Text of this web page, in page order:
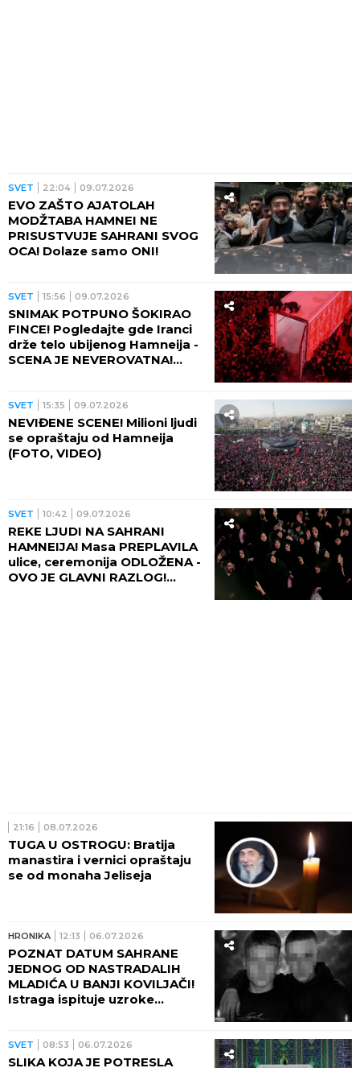
SVET 22:04 09.07.2026
EVO ZAŠTO AJATOLAH
MODŽTABA HAMNEI NE
PRISUSTVUJE SAHRANI SVOG
OCA! Dolaze samo ONI!
SVET 15:56 09.07.2026
SNIMAK POTPUNO ŠOKIRAO
FINCE! Pogledajte gde Iranci
drže telo ubijenog Hamneija -
SCENA JE NEVEROVATNA!
SVET 15:35 09.07.2026
NEVIĐENE SCENE! Milioni ljudi
se opraštaju od Hamneija
(FOTO, VIDEO)
SVET 10:42 09.07.2026
REKE LJUDI NA SAHRANI
HAMNEIJA! Masa PREPLAVILA
ulice, ceremonija ODLOŽENA -
OVO JE GLAVNI RAZLOG!
21:16 08.07.2026
TUGA U OSTROGU: Bratija
manastira i vernici opraštaju
se od monaha Jeliseja
HRONIKA 12:13 06.07.2026
POZNAT DATUM SAHRANE
JEDNOG OD NASTRADALIH
MLADIĆA U BANJI KOVILJAČI!
Istraga ispituje uzroke
SVET 08:53 06.07.2026
SLIKA KOJA JE POTRESLA